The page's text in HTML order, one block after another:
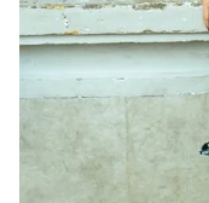
VTV Sức khoẻ
Thị trường 24h
VTV4